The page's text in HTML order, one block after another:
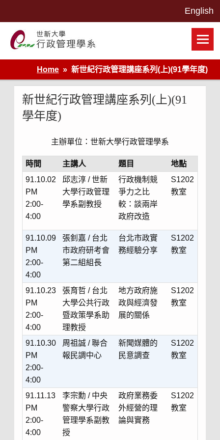
世新大學行政管理學系網站
Home
新世紀行政管理講座系列(上)(91學年度)
新世紀行政管理講座系列(上)(91
學年度)
主辦單位：世新大學行政管理學系
時間 主講人 題目
地點
91.10.02
PM
2:00-
4:00
邱志淳 / 世新
大學行政管理
學系副教授
行政機制競
爭力之比
較：談兩岸
政府改造
S1202
教室
91.10.09
PM
2:00-
4:00
張釗嘉 / 台北
市政府研考會
第二組組長
台北市政實
務經驗分享
S1202
教室
91.10.23
PM
2:00-
4:00
張育哲 / 台北
大學公共行政
暨政策學系助
理教授
地方政府施
政與經濟發
展的關係
S1202
教室
91.10.30
PM
2:00-
4:00
周祖誠 / 聯合
報民調中心
新聞媒體的
民意調查
S1202
教室
91.11.13
PM
2:00-
4:00
李宗勳 / 中央
警察大學行政
管理學系副教
授
政府業務委
外經營的理
論與實務
S1202
教室